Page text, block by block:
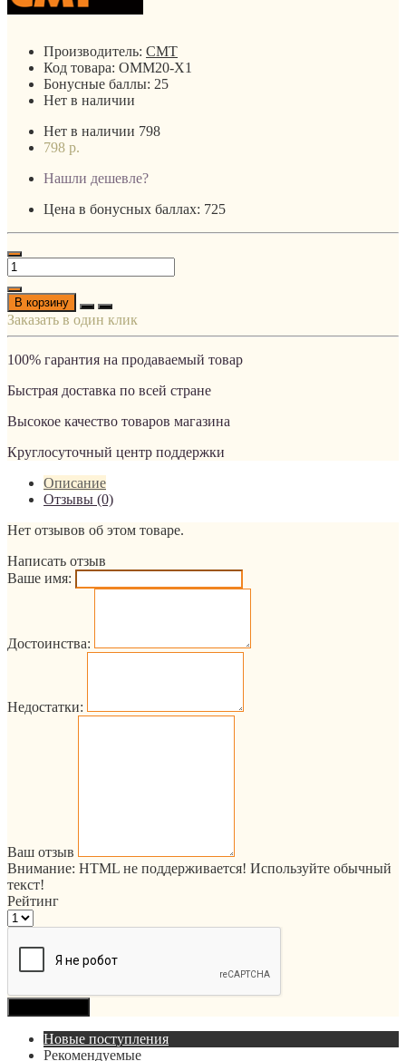
Производитель: CMT
Код товара: OMM20-X1
Бонусные баллы: 25
Нет в наличии
Нет в наличии 798
798 р.
Нашли дешевле?
Цена в бонусных баллах: 725
В корзину
Заказать в один клик
100% гарантия на продаваемый товар
Быстрая доставка по всей стране
Высокое качество товаров магазина
Круглосуточный центр поддержки
Описание
Отзывы (0)
Нет отзывов об этом товаре.
Написать отзыв
Ваше имя:
Достоинства:
Недостатки:
Ваш отзыв
Внимание: HTML не поддерживается! Используйте обычный
текст!
Рейтинг
Новые поступления
Рекомендуемые